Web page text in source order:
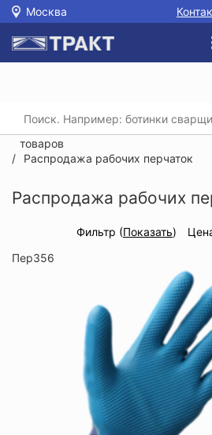
Москва
Главная /
/
Распродажа спецодежды,
товаров
/
Распродажа рабочих перчаток
Распродажа рабочих
Фильтр (Показать)
Пер356